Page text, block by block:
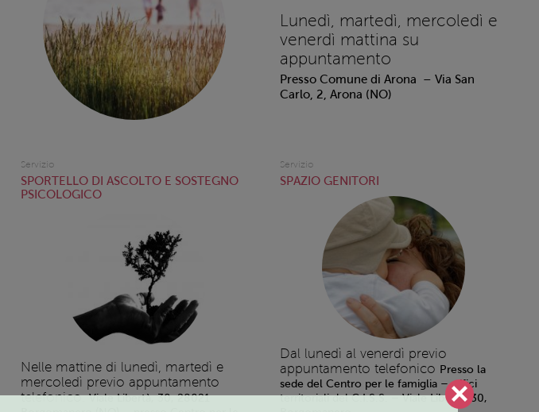
Lunedì, martedì, mercoledì e
venerdì mattina su
appuntamento
Presso Comune di Arona – Via San
Carlo, 2, Arona (NO)
Servizio
SPORTELLO DI ASCOLTO E SOSTEGNO
PSICOLOGICO
Nelle mattine di lunedì, martedì e
mercoledì previo appuntamento
telefonico.Viale Libertà, 30, 28021
Servizio
SPAZIO GENITORI
Dal lunedì al venerdì previo
appuntamento telefonico Presso la
sede del Centro per le famiglia – uffici
territoriali del C.I.S.S. – Viale Libertà, 30,